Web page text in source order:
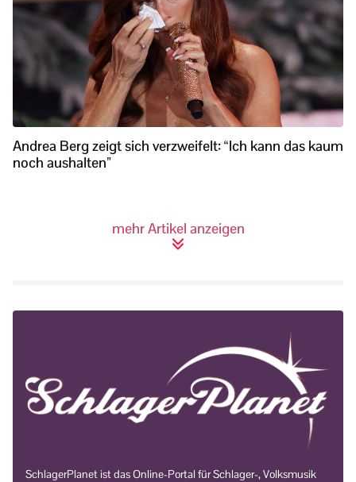
Andrea Berg zeigt sich verzweifelt: “Ich kann das kaum
noch aushalten”
mehr Artikel anzeigen
SchlagerPlanet ist das Online-Portal für Schlager-, Volksmusik